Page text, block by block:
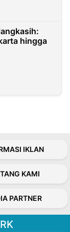
hingga
IKLAN
KAMI
PARTNER